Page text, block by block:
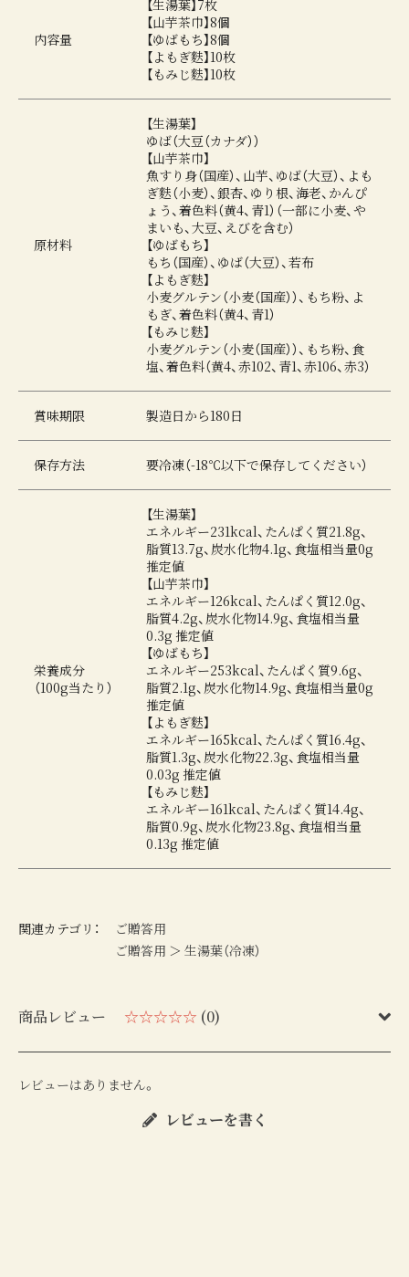
内容量
【生湯葉】7枚
【山芋茶巾】8個
【ゆばもち】8個
【よもぎ麩】10枚
【もみじ麩】10枚
原材料
【生湯葉】
ゆば（大豆（カナダ））
【山芋茶巾】
魚すり身（国産）、山芋、ゆば（大豆）、よも
ぎ麩（小麦）、銀杏、ゆり根、海老、かんぴ
ょう、着色料（黄4、青1）（一部に小麦、や
まいも、大豆、えびを含む）
【ゆばもち】
もち（国産）、ゆば（大豆）、若布
【よもぎ麩】
小麦グルテン（小麦（国産））、もち粉、よ
もぎ、着色料（黄4、青1）
【もみじ麩】
小麦グルテン（小麦（国産））、もち粉、食
塩、着色料（黄4、赤102、青1、赤106、赤3）
賞味期限 製造日から180日
保存方法 要冷凍（-18℃以下で保存してください）
栄養成分
（100g当たり）
【生湯葉】
エネルギー231kcal、たんぱく質21.8g、
脂質13.7g、炭水化物4.1g、食塩相当量0g
推定値
【山芋茶巾】
エネルギー126kcal、たんぱく質12.0g、
脂質4.2g、炭水化物14.9g、食塩相当量
0.3g 推定値
【ゆばもち】
エネルギー253kcal、たんぱく質9.6g、
脂質2.1g、炭水化物14.9g、食塩相当量0g
推定値
【よもぎ麩】
エネルギー165kcal、たんぱく質16.4g、
脂質1.3g、炭水化物22.3g、食塩相当量
0.03g 推定値
【もみじ麩】
エネルギー161kcal、たんぱく質14.4g、
脂質0.9g、炭水化物23.8g、食塩相当量
0.13g 推定値
関連カテゴリ：
ご贈答用
ご贈答用 ＞ 生湯葉（冷凍）
商品レビュー ☆☆☆☆☆ (0)
レビューはありません。
レビューを書く